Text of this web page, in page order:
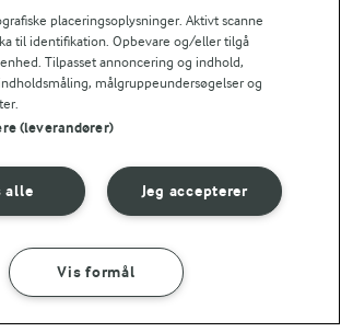
forslag
GØR DU INGREDIENSER
placeringsoplysninger. Aktivt scanne
til identifikation. Opbevare og/eller tilgå
Tilpasset annoncering og indhold,
målgruppeundersøgelser og
(leverandører)
Jeg accepterer
alle
Vis formål